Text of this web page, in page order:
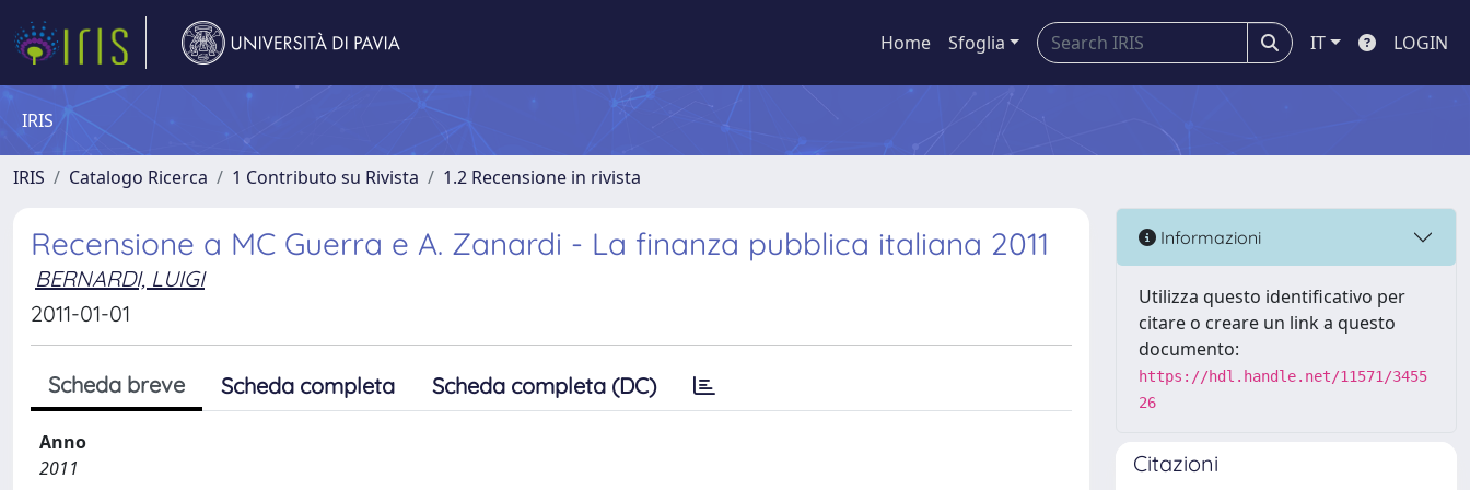
Home Sfoglia IT LOGIN
IRIS
IRIS Catalogo Ricerca 1 Contributo su Rivista 1.2 Recensione in rivista
Recensione a MC Guerra e A. Zanardi - La finanza pubblica italiana 2011
BERNARDI, LUIGI
2011-01-01
Scheda breve Scheda completa Scheda completa (DC)
Anno
2011
Informazioni
Utilizza questo identificativo per
citare o creare un link a questo
documento:
https://hdl.handle.net/11571/3455
26
Citazioni